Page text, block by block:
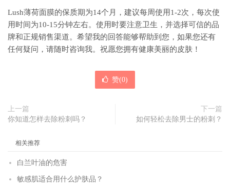
Lush薄荷面膜的保质期为14个月，建议每周使用1-2次，每次使
用时间为10-15分钟左右。使用时要注意卫生，并选择可信的品
牌和正规销售渠道。希望我的回答能够帮助到您，如果您还有
任何疑问，请随时咨询我。祝愿您拥有健康美丽的皮肤！
赞(0)
上一篇
你知道怎样去除粉刺吗？
下一篇
如何轻松去除男士的粉刺？
相关推荐
白兰叶油的危害
敏感肌适合用什么护肤品？